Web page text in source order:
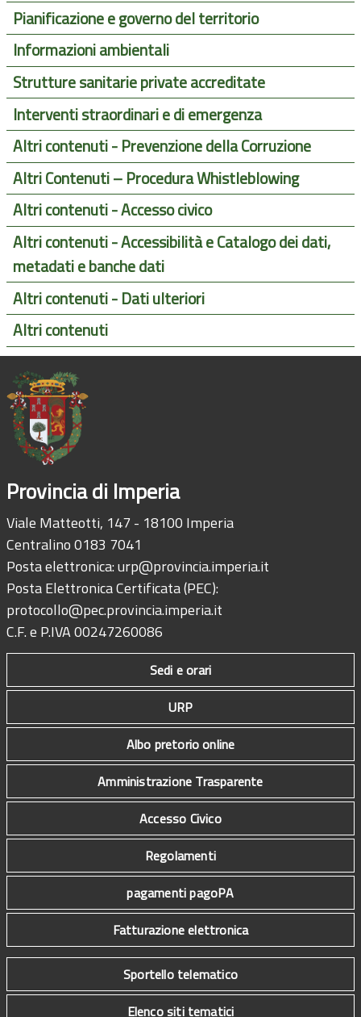
Pianificazione e governo del territorio
Informazioni ambientali
Strutture sanitarie private accreditate
Interventi straordinari e di emergenza
Altri contenuti - Prevenzione della Corruzione
Altri Contenuti – Procedura Whistleblowing
Altri contenuti - Accesso civico
Altri contenuti - Accessibilità e Catalogo dei dati,
metadati e banche dati
Altri contenuti - Dati ulteriori
Altri contenuti
Provincia di Imperia
Viale Matteotti, 147 - 18100 Imperia
Centralino 0183 7041
Posta elettronica:urp@provincia.imperia.it
Posta Elettronica Certificata (PEC):
protocollo@pec.provincia.imperia.it
C.F. e P.IVA 00247260086
Sedi e orari
URP
Albo pretorio online
Amministrazione Trasparente
Accesso Civico
Regolamenti
pagamenti pagoPA
Fatturazione elettronica
Sportello telematico
Elenco siti tematici